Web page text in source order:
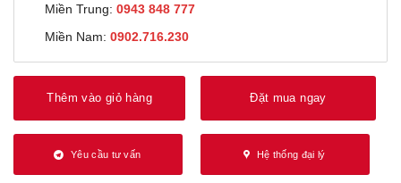
Miền Trung: 0943 848 777
Miền Nam: 0902.716.230
Thêm vào giỏ hàng Đặt mua ngay
Yêu cầu tư vấn Hệ thống đại lý